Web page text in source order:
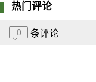
热门评论
0 条评论